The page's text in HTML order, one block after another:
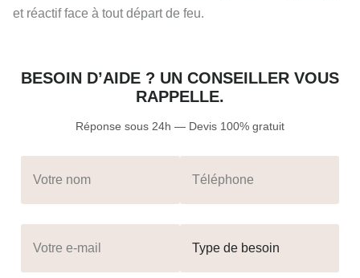
et réactif face à tout départ de feu.
BESOIN D’AIDE ? UN CONSEILLER VOUS
RAPPELLE.
Réponse sous 24h — Devis 100% gratuit